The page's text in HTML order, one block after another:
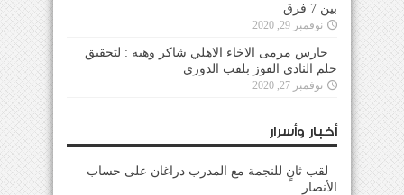
بين 7 فرق
نوفمبر 29, 2020
حارس مرمى الاخاء الاهلي شاكر وهبه : لتحقيق
حلم النادي الفوز بلقب الدوري
نوفمبر 27, 2020
أخبار وأسرار
لقب ثانٍ للنجمة مع المدرب دراغان على حساب
الأنصار